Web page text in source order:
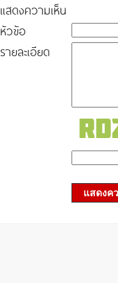
แสดงความเห็น
หัวข้อ
รายละเอียด
แสดงค